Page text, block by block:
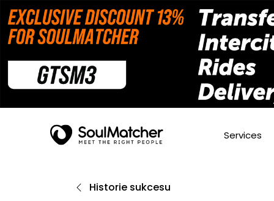
Services
Historie sukcesu